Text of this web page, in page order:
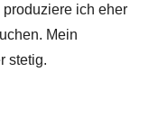
ich eher
Mein
stetig.